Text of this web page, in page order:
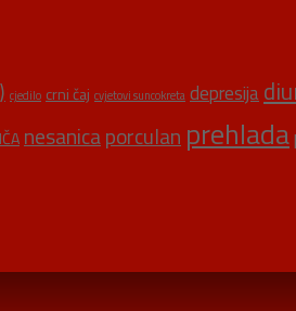
cjedilo crni čaj cvjetovi suncokreta depresija
nesanicaporculan prehlada